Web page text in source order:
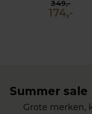
349,-
174,-
Summer sale
Grote merken,